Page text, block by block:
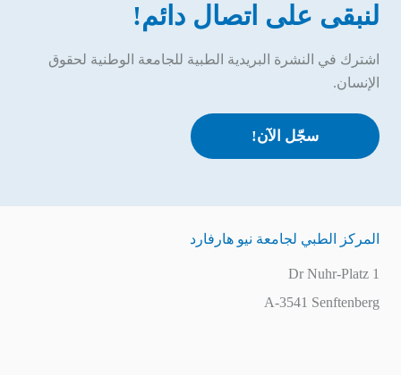
لنبقى على اتصال دائم!
اشترك في النشرة البريدية الطبية للجامعة الوطنية لحقوق
الإنسان.
سجّل الآن!
المركز الطبي لجامعة نيو هارفارد
Dr Nuhr-Platz 1
A-3541 Senftenberg